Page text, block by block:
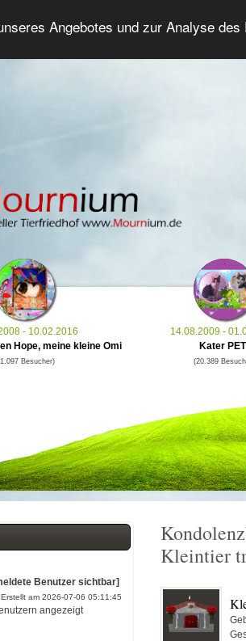
Angebotes und zur Analyse
Erweiterte Suche
- 10.02.2016
Hope, meine kleine Omi
Besucher)
14.08.2009 -
Kater
(20.389
Benutzer sichtbar]
Erstellt am 2026-07-06 05:11:45
angezeigt
Kleintier